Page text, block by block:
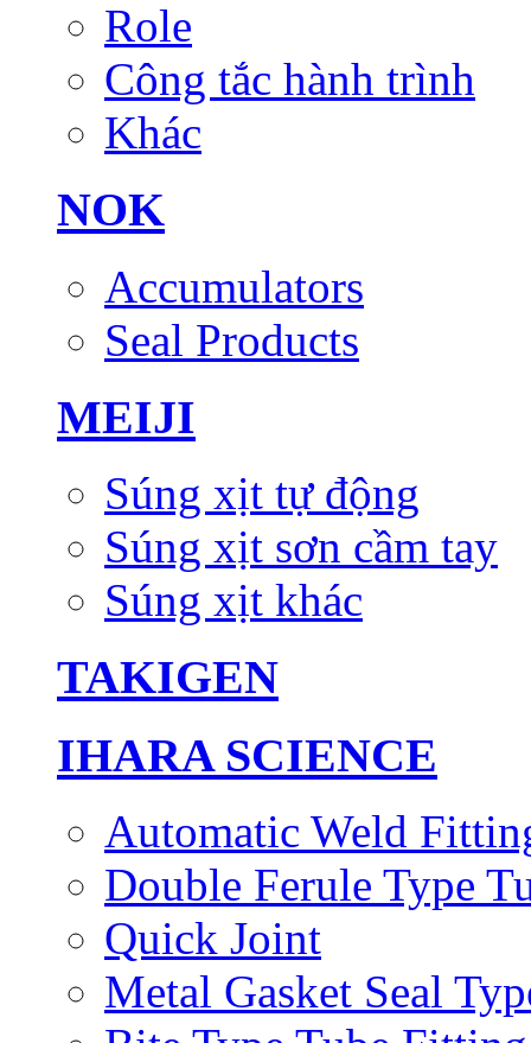
Role
Công tắc hành trình
Khác
NOK
Accumulators
Seal Products
MEIJI
Súng xịt tự động
Súng xịt sơn cầm tay
Súng xịt khác
TAKIGEN
IHARA SCIENCE
Automatic Weld
Double Ferule Type
Quick Joint
Metal Gasket Seal